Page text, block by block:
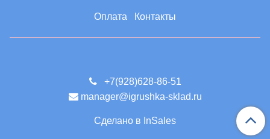
Оплата Контакты
+7(928)628-86-51
manager@igrushka-sklad.ru
Сделано в InSales